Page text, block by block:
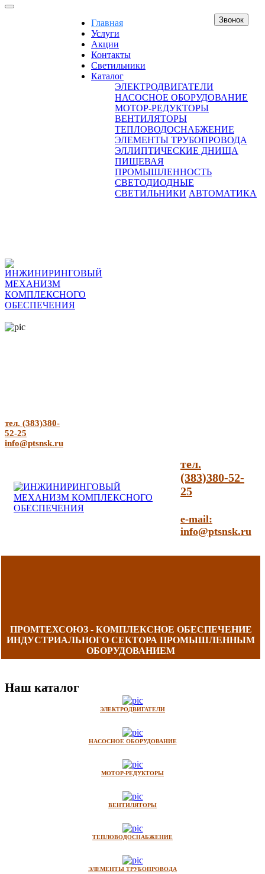
Главная
Услуги
Акции
Контакты
Светильники
Каталог
ЭЛЕКТРОДВИГАТЕЛИ
НАСОСНОЕ ОБОРУДОВАНИЕ
МОТОР-РЕДУКТОРЫ
ВЕНТИЛЯТОРЫ
ТЕПЛОВОДОСНАБЖЕНИЕ
ЭЛЕМЕНТЫ ТРУБОПРОВОДА
ЭЛЛИПТИЧЕСКИЕ ДНИЩА
ПИЩЕВАЯ
ПРОМЫШЛЕННОСТЬ
СВЕТОДИОДНЫЕ
СВЕТИЛЬНИКИ АВТОМАТИКА
Звонок
тел. (383)380-
52-25
info@ptsnsk.ru
тел.
(383)380-52-
25
e-mail:
info@ptsnsk.ru
ПРОМТЕХСОЮЗ - КОМПЛЕКСНОЕ ОБЕСПЕЧЕНИЕ
ИНДУСТРИАЛЬНОГО СЕКТОРА ПРОМЫШЛЕННЫМ
ОБОРУДОВАНИЕМ
Наш каталог
ЭЛЕКТРОДВИГАТЕЛИ
НАСОСНОЕ ОБОРУДОВАНИЕ
МОТОР-РЕДУКТОРЫ
ВЕНТИЛЯТОРЫ
ТЕПЛОВОДОСНАБЖЕНИЕ
ЭЛЕМЕНТЫ ТРУБОПРОВОДА